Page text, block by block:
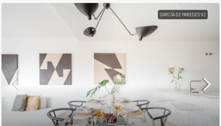
GARCÍA DE PAREDES 92